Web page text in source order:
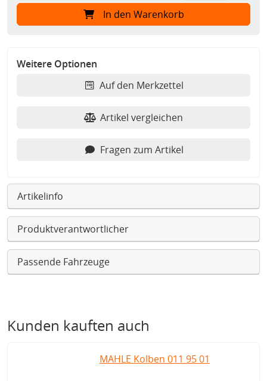
In den Warenkorb
Weitere Optionen
Auf den Merkzettel
Artikel vergleichen
Fragen zum Artikel
Artikelinfo
Produktverantwortlicher
Passende Fahrzeuge
Kunden kauften auch
MAHLE Kolben 011 95 01